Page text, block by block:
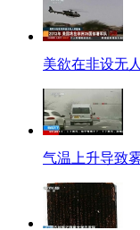
美欲在非设无
气温上升导致